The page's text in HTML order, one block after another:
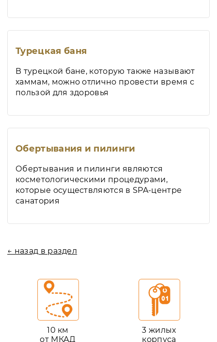
Турецкая баня
В турецкой бане, которую также называют
хаммам, можно отлично провести время с
пользой для здоровья
Обертывания и пилинги
Обертывания и пилинги являются
косметологическими процедурами,
которые осуществляются в SPA-центре
санатория
← назад в раздел
10 км
от МКАД
3 жилых
корпуса